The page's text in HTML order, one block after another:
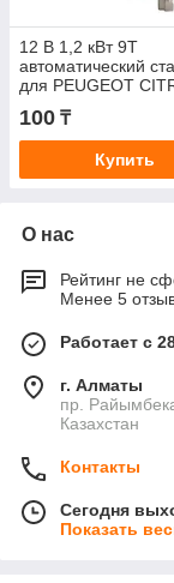
12 В 1,2 кВт 9T
автоматический
для PEUGEOT
Cs581 D6G3
D6RA5 436062
100 ₸
Купить
О нас
Рейтинг не
Менее 5
Работает с
г. Алматы
пр.
Казахстан
Контакты
Сегодня
Показать